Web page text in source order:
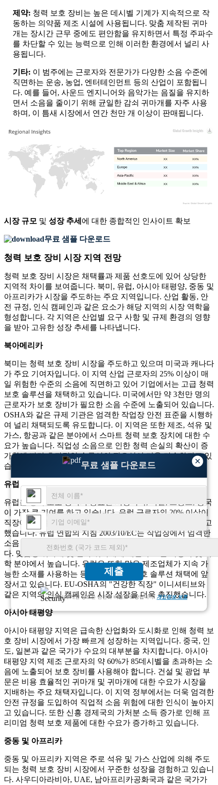
×
무료 샘플 다운로드
제출
고객님의 개인 정보는 완전히 비밀로 보장됩니다. 개인정보 보호
제약: 청력 보호 장비는 높은 데시벨 기계가 지속적으로 작
동하는 의약품 제조 시설에 사용됩니다. 맞춤 제작된 귀마
개는 장시간 근무 중에도 편안함을 유지하면서 특정 주파수
를 차단할 수 있는 능력으로 인해 이러한 환경에서 널리 사
용됩니다.
기타: 이 범주에는 근로자와 전문가가 다양한 소음 수준에
직면하는 운송, 농업, 엔터테인먼트 등의 산업이 포함됩니
다. 예를 들어, 사운드 엔지니어와 음악가는 음질을 유지하
면서 소음을 줄이기 위해 균일한 감쇠 귀마개를 자주 사용
하며, 이 틈새 시장에서 연간 천만 개 이상이 판매됩니다.
XX%
XX
XX%
XX
XX%
XX
XX%
XX
시장 규모 및 성장 추세 에 대한 종합적인 인사이트 확보
무료 샘플 다운로드
청력 보호 장비 시장 지역 전망
청력 보호 장비 시장은 채택률과 제품 선호도에 있어 상당한
지역적 차이를 보여줍니다. 북미, 유럽, 아시아 태평양, 중동 및
아프리카가 시장을 주도하는 주요 지역입니다. 산업 활동, 안
전 규정, 인식 캠페인과 같은 요소가 해당 지역의 시장 역학을
형성합니다. 각 지역은 산업별 요구 사항 및 규제 환경의 영향
을 받아 고유한 성장 추세를 나타냅니다.
북아메리카
북미는 청력 보호 장비 시장을 주도하고 있으며 미국과 캐나다
가 주요 기여자입니다. 이 지역 산업 근로자의 25% 이상이 매
일 위험한 수준의 소음에 직면하고 있어 기업에서는 고급 청력
보호 솔루션을 채택하고 있습니다. 미국에서만 약 3천만 명의
근로자가 보호 장비가 필요한 소음 수준에 노출되어 있습니다.
OSHA와 같은 규제 기관은 엄격한 작업장 안전 표준을 시행하
여 널리 채택되도록 유도합니다. 이 지역은 또한 제조, 석유 및
가스, 항공과 같은 분야에서 스마트 청력 보호 장치에 대한 수
요가 높습니다. 직업성 소음으로 인한 청력 손실의 확산이 증
가함에 따라 효과적인 솔루션의 필요성이 더욱 가속화되고 있
습니다.
유럽
유럽은 청력 보호 장비의 중요한 시장이며, 독일, 프랑스, ​​영국
이 가장 큰 기여를 하고 있습니다. 유럽 ​​근로자의 20% 이상이
직장에서 소음에 노출되어 보호 장치를 사용해야 한다고 보고
했습니다. 유럽 ​​연합의 지침 2003/10/EC는 작업장에서 엄격한
소음 제어 조치를 요구하여 산업 전반의 규정 준수를 보장합니
다. 맞춤형 귀마개 및 전자 귀마개에 대한 수요는 자동차 및 화
학 분야에서 높습니다. 유럽은 또한 많은 제조업체가 지속 가
능한 소재를 사용하는 등 친환경 청력 보호 솔루션 채택에 앞
장서고 있습니다. EU-OSHA의 "건강한 직장" 이니셔티브와
같은 지역의 인식 캠페인은 시장 성장을 더욱 촉진했습니다.
아시아 태평양
아시아 태평양 지역은 급속한 산업화와 도시화로 인해 청력 보
호 장비 시장에서 가장 빠르게 성장하는 지역입니다. 중국, 인
도, 일본과 같은 국가가 수요의 대부분을 차지합니다. 아시아
태평양 지역 제조 근로자의 약 60%가 85데시벨을 초과하는 소
음에 노출되어 보호 장비를 사용해야 합니다. 건설 및 광업 부
문은 비용 효율적인 귀마개 및 귀마개에 대한 수요가 시장을
지배하는 주요 채택자입니다. 이 지역 정부에서는 더욱 엄격한
안전 규정을 도입하여 직업적 소음 위험에 대한 인식이 높아지
고 있습니다. 또한 신흥 경제국의 가처분 소득 증가로 인해 프
리미엄 청력 보호 제품에 대한 수요가 증가하고 있습니다.
중동 및 아프리카
중동 및 아프리카 지역은 주로 석유 및 가스 산업에 의해 주도
되는 청력 보호 장비 시장에서 꾸준한 성장을 경험하고 있습니
다. 사우디아라비아, UAE, 남아프리카공화국과 같은 국가가